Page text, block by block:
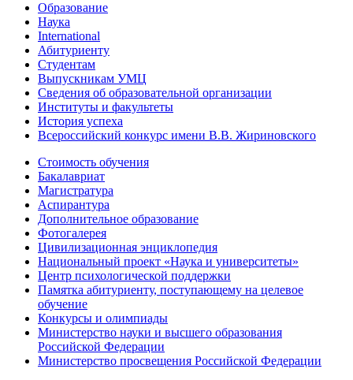
Образование
Наука
International
Абитуриенту
Студентам
Выпускникам УМЦ
Сведения об образовательной организации
Институты и факультеты
История успеха
Всероссийский конкурс имени В.В. Жириновского
Стоимость обучения
Бакалавриат
Магистратура
Аспирантура
Дополнительное образование
Фотогалерея
Цивилизационная энциклопедия
Национальный проект «Наука и университеты»
Центр психологической поддержки
Памятка абитуриенту, поступающему на целевое
обучение
Конкурсы и олимпиады
Министерство науки и высшего образования
Российской Федерации
Министерство просвещения Российской Федерации